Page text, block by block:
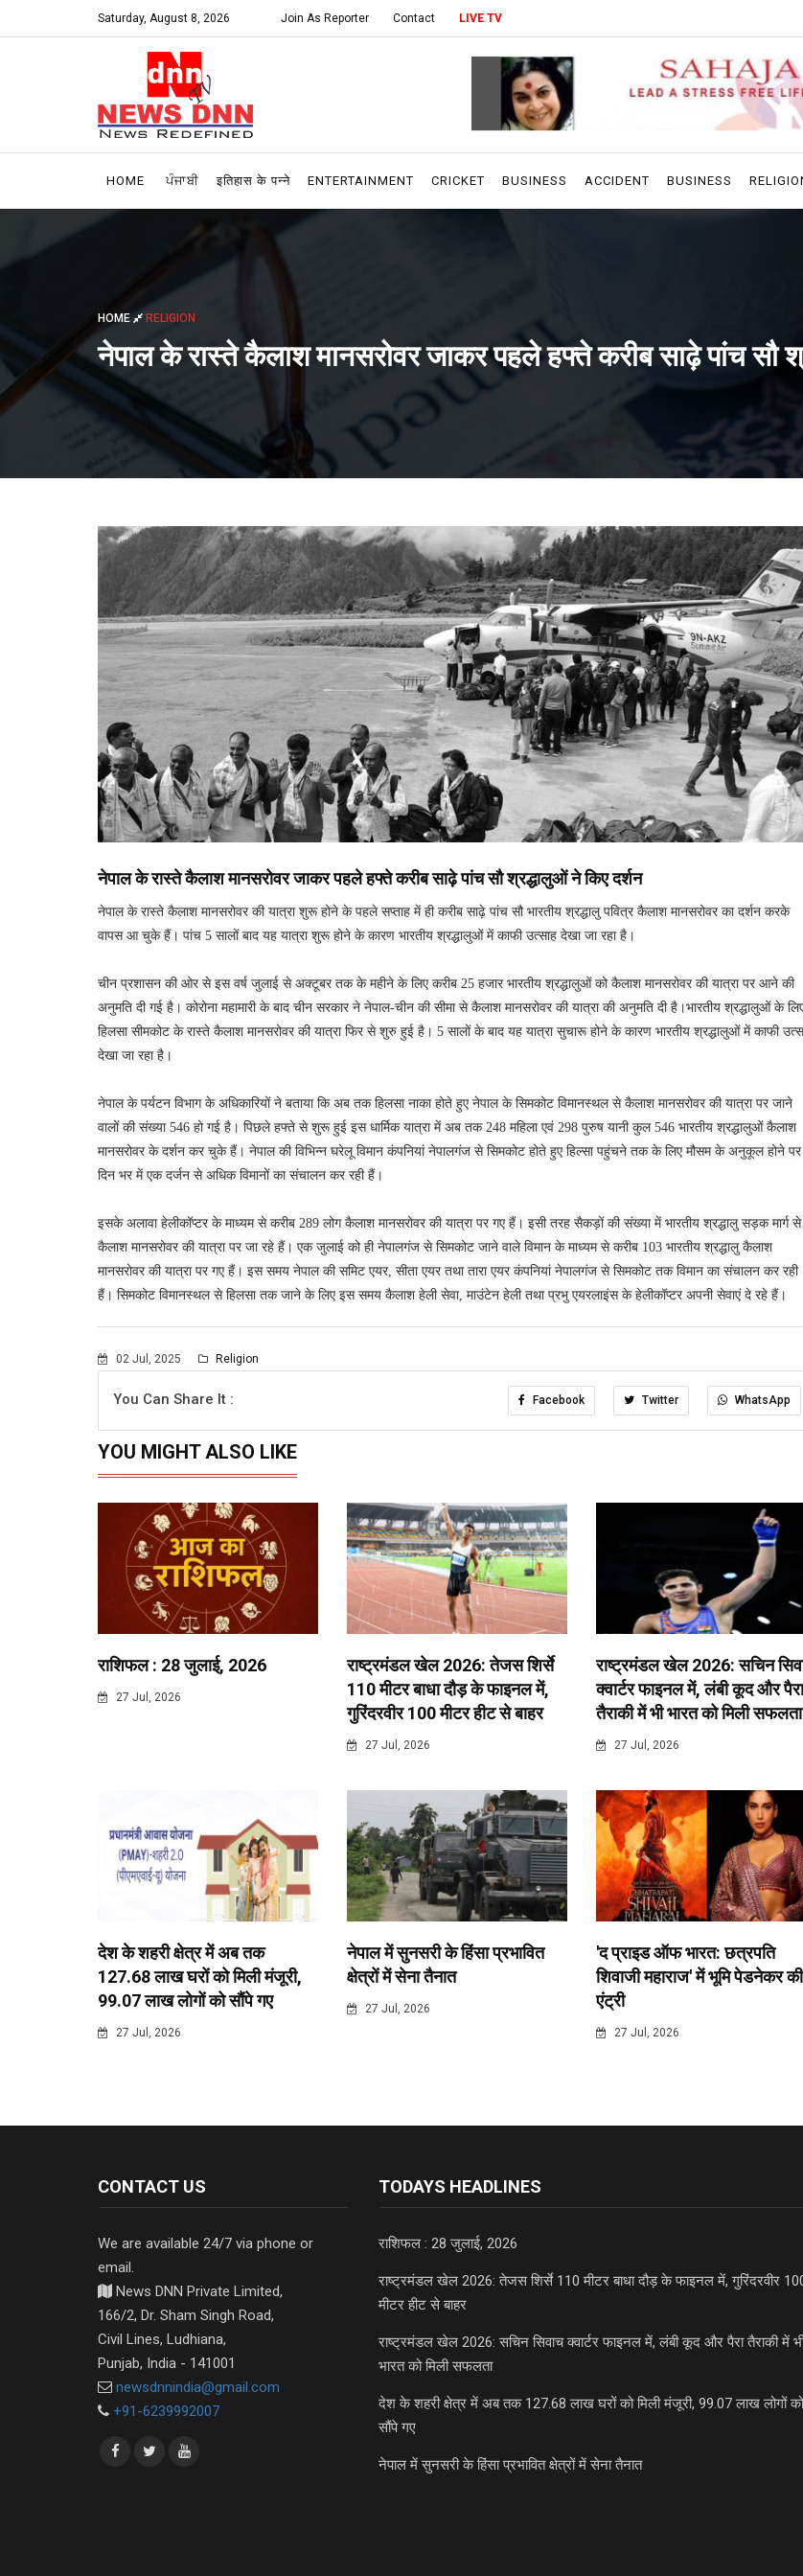
Saturday, August 8, 2026 Join As Reporter Contact LIVE TV
HOME ਪੰਜਾਬੀ इतिहास के पन्ने ENTERTAINMENT CRICKET BUSINESS ACCIDENT BUSINESS
HOME RELIGION
नेपाल के रास्ते कैलाश मानसरोवर जाकर पहले हफ्ते करीब साढ़े पांच सौ
नेपाल के रास्ते कैलाश मानसरोवर जाकर पहले हफ्ते करीब साढ़े पांच सौ श्रद्धालुओं ने किए दर्शन
नेपाल के रास्ते कैलाश मानसरोवर की यात्रा शुरू होने के पहले सप्ताह में ही करीब साढ़े पांच सौ भारतीय श्रद्धालु पवित्र कैलाश मानसरोवर का दर्शन करके
वापस आ चुके हैं। पांच 5 सालों बाद यह यात्रा शुरू होने के कारण भारतीय श्रद्धालुओं में काफी उत्साह देखा जा रहा है।
चीन प्रशासन की ओर से इस वर्ष जुलाई से अक्टूबर तक के महीने के लिए करीब 25 हजार भारतीय श्रद्धालुओं को कैलाश मानसरोवर की यात्रा पर आने की
अनुमति दी गई है। कोरोना महामारी के बाद चीन सरकार ने नेपाल-चीन की सीमा से कैलाश मानसरोवर की यात्रा की अनुमति दी है।भारतीय श्रद्धालुओं के
हिलसा सीमकोट के रास्ते कैलाश मानसरोवर की यात्रा फिर से शुरु हुई है। 5 सालों के बाद यह यात्रा सुचारू होने के कारण भारतीय श्रद्धालुओं में काफी
देखा जा रहा है।
नेपाल के पर्यटन विभाग के अधिकारियों ने बताया कि अब तक हिलसा नाका होते हुए नेपाल के सिमकोट विमानस्थल से कैलाश मानसरोवर की यात्रा पर जाने
वालों की संख्या 546 हो गई है। पिछले हफ्ते से शुरू हुई इस धार्मिक यात्रा में अब तक 248 महिला एवं 298 पुरुष यानी कुल 546 भारतीय श्रद्धालुओं कैलाश
मानसरोवर के दर्शन कर चुके हैं। नेपाल की विभिन्न घरेलू विमान कंपनियां नेपालगंज से सिमकोट होते हुए हिल्सा पहुंचने तक के लिए मौसम के अनुकूल होने पर
दिन भर में एक दर्जन से अधिक विमानों का संचालन कर रही हैं।
इसके अलावा हेलीकॉप्टर के माध्यम से करीब 289 लोग कैलाश मानसरोवर की यात्रा पर गए हैं। इसी तरह सैकड़ों की संख्या में भारतीय श्रद्धालु सड़क मार्ग से
कैलाश मानसरोवर की यात्रा पर जा रहे हैं। एक जुलाई को ही नेपालगंज से सिमकोट जाने वाले विमान के माध्यम से करीब 103 भारतीय श्रद्धालु कैलाश
मानसरोवर की यात्रा पर गए हैं। इस समय नेपाल की समिट एयर, सीता एयर तथा तारा एयर कंपनियां नेपालगंज से सिमकोट तक विमान का संचालन कर रही
हैं। सिमकोट विमानस्थल से हिलसा तक जाने के लिए इस समय कैलाश हेली सेवा, माउंटेन हेली तथा प्रभु एयरलाइंस के हेलीकॉप्टर अपनी सेवाएं दे रहे हैं।
02 Jul, 2025 Religion
You Can Share It : Facebook Twitter WhatsApp
YOU MIGHT ALSO LIKE
राशिफल : 28 जुलाई, 2026
27 Jul, 2026
राष्ट्रमंडल खेल 2026: तेजस शिर्से
110 मीटर बाधा दौड़ के फाइनल में,
गुरिंदरवीर 100 मीटर हीट से बाहर
27 Jul, 2026
राष्ट्रमंडल खेल 2026: सचिन
क्वार्टर फाइनल में, लंबी कूद और पैरा
तैराकी में भी भारत को मिली सफलता
27 Jul, 2026
देश के शहरी क्षेत्र में अब तक
127.68 लाख घरों को मिली मंजूरी,
99.07 लाख लोगों को सौंपे गए
27 Jul, 2026
नेपाल में सुनसरी के हिंसा प्रभावित
क्षेत्रों में सेना तैनात
27 Jul, 2026
'द प्राइड ऑफ भारत: छत्रपति
शिवाजी महाराज' में भूमि पेडनेकर की
एंट्री
27 Jul, 2026
CONTACT US
We are available 24/7 via phone or
email.
News DNN Private Limited,
166/2, Dr. Sham Singh Road,
Civil Lines, Ludhiana,
Punjab, India - 141001
newsdnnindia@gmail.com
+91-6239992007
TODAYS HEADLINES
राशिफल : 28 जुलाई, 2026
राष्ट्रमंडल खेल 2026: तेजस शिर्से 110 मीटर बाधा दौड़ के फाइनल में, गुरिंदरवीर
मीटर हीट से बाहर
राष्ट्रमंडल खेल 2026: सचिन सिवाच क्वार्टर फाइनल में, लंबी कूद और पैरा तैराकी में
भारत को मिली सफलता
देश के शहरी क्षेत्र में अब तक 127.68 लाख घरों को मिली मंजूरी, 99.07 लाख लोगों को
सौंपे गए
नेपाल में सुनसरी के हिंसा प्रभावित क्षेत्रों में सेना तैनात